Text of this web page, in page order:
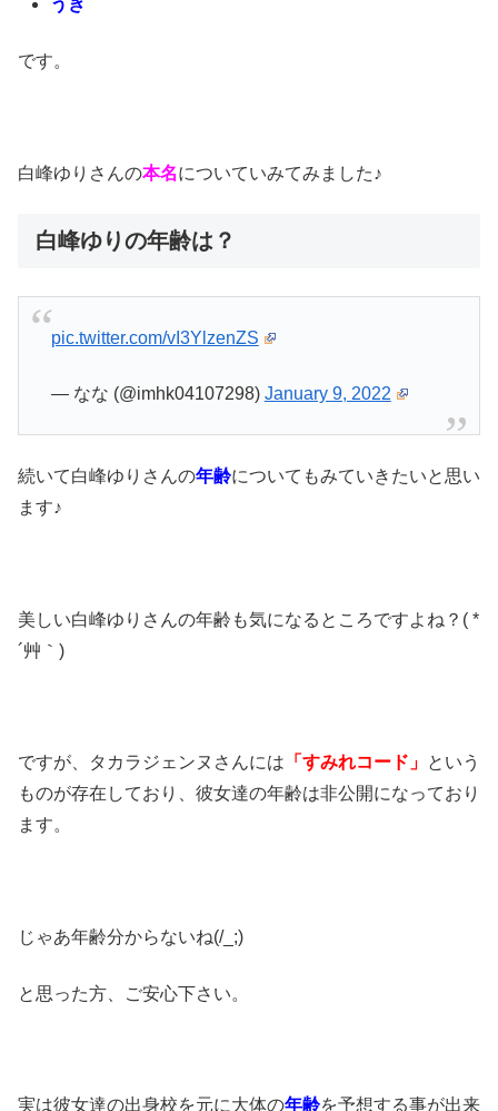
うき
です。
白峰ゆりさんの本名についていみてみました♪
白峰ゆりの年齢は？
pic.twitter.com/vI3YlzenZS
— なな (@imhk04107298) January 9, 2022
続いて白峰ゆりさんの年齢についてもみていきたいと思い
ます♪
美しい白峰ゆりさんの年齢も気になるところですよね？( *
´艸｀)
ですが、タカラジェンヌさんには 「すみれコード」 という
ものが存在しており、彼女達の年齢は非公開になっており
ます。
じゃあ年齢分からないね(/_;)
と思った方、ご安心下さい。
実は彼女達の出身校を元に大体の年齢を予想する事が出来